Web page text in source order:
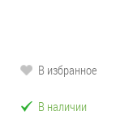
В избранное
В наличии